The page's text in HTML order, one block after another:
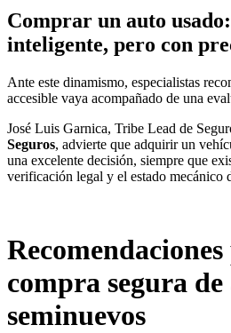
Comprar un auto
inteligente, pero con
Ante este dinamismo, especialistas
accesible vaya acompañado de una
José Luis Garnica, Tribe Lead de
Seguros, advierte que adquirir un
una excelente decisión, siempre que
verificación legal y el estado mecánico
compra segura de
seminuevos